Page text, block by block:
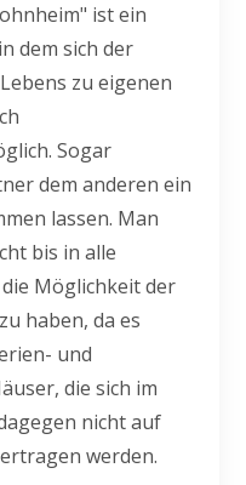
ist ein
dem sich der
zu eigenen
Sogar
dem anderen ein
lassen. Man
bis in alle
Möglichkeit der
haben, da es
und
die sich im
nicht auf
werden.